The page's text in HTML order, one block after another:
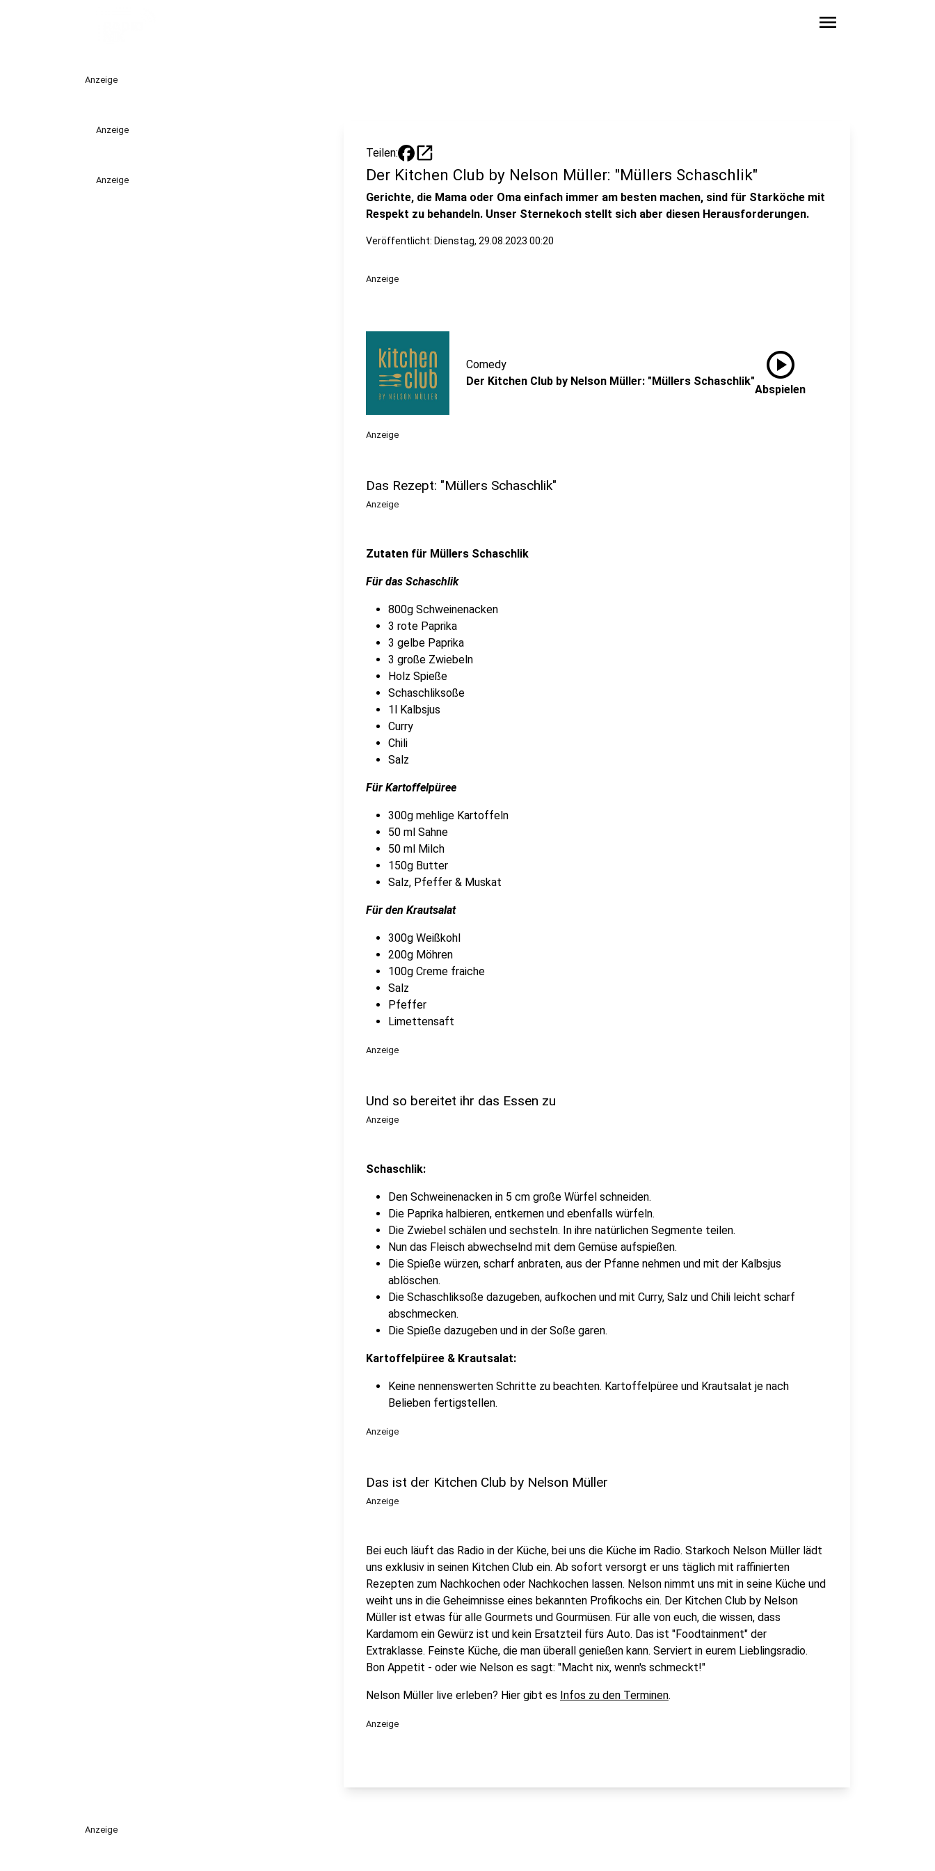
menu
Anzeige
Anzeige
Anzeige
Teilen: open_in_new
Der Kitchen Club by Nelson Müller: "Müllers Schaschlik"
Gerichte, die Mama oder Oma einfach immer am besten machen, sind für Starköche mit
Respekt zu behandeln. Unser Sternekoch stellt sich aber diesen Herausforderungen.
Veröffentlicht: Dienstag, 29.08.2023 00:20
Anzeige
Comedy
Der Kitchen Club by Nelson Müller: "Müllers Schaschlik"
play_circle
Abspielen
Anzeige
Das Rezept: "Müllers Schaschlik"
Anzeige
Zutaten für Müllers Schaschlik
Für das Schaschlik
800g Schweinenacken
3 rote Paprika
3 gelbe Paprika
3 große Zwiebeln
Holz Spieße
Schaschliksoße
1l Kalbsjus
Curry
Chili
Salz
Für Kartoffelpüree
300g mehlige Kartoffeln
50 ml Sahne
50 ml Milch
150g Butter
Salz, Pfeffer & Muskat
Für den Krautsalat
300g Weißkohl
200g Möhren
100g Creme fraiche
Salz
Pfeffer
Limettensaft
Anzeige
Und so bereitet ihr das Essen zu
Anzeige
Schaschlik:
Den Schweinenacken in 5 cm große Würfel schneiden.
Die Paprika halbieren, entkernen und ebenfalls würfeln.
Die Zwiebel schälen und sechsteln. In ihre natürlichen Segmente teilen.
Nun das Fleisch abwechselnd mit dem Gemüse aufspießen.
Die Spieße würzen, scharf anbraten, aus der Pfanne nehmen und mit der Kalbsjus
ablöschen.
Die Schaschliksoße dazugeben, aufkochen und mit Curry, Salz und Chili leicht scharf
abschmecken.
Die Spieße dazugeben und in der Soße garen.
Kartoffelpüree & Krautsalat:
Keine nennenswerten Schritte zu beachten. Kartoffelpüree und Krautsalat je nach
Belieben fertigstellen.
Anzeige
Das ist der Kitchen Club by Nelson Müller
Anzeige
Bei euch läuft das Radio in der Küche, bei uns die Küche im Radio. Starkoch Nelson Müller lädt
uns exklusiv in seinen Kitchen Club ein. Ab sofort versorgt er uns täglich mit raffinierten
Rezepten zum Nachkochen oder Nachkochen lassen. Nelson nimmt uns mit in seine Küche und
weiht uns in die Geheimnisse eines bekannten Profikochs ein. Der Kitchen Club by Nelson
Müller ist etwas für alle Gourmets und Gourmüsen. Für alle von euch, die wissen, dass
Kardamom ein Gewürz ist und kein Ersatzteil fürs Auto. Das ist "Foodtainment" der
Extraklasse. Feinste Küche, die man überall genießen kann. Serviert in eurem Lieblingsradio.
Bon Appetit - oder wie Nelson es sagt: "Macht nix, wenn's schmeckt!"
Nelson Müller live erleben? Hier gibt es Infos zu den Terminen.
Anzeige
Anzeige